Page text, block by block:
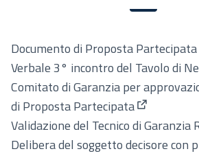
Documento di Proposta Partecipata
Verbale 3° incontro del Tavolo di
Comitato di Garanzia per
di Proposta Partecipata
(Apre in una
Validazione del Tecnico di Garanzia
Delibera del soggetto decisore con